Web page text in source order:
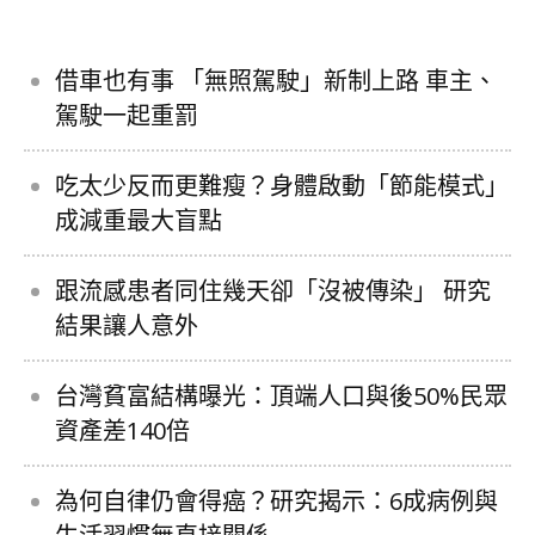
借車也有事 「無照駕駛」新制上路 車主、
駕駛一起重罰
吃太少反而更難瘦？身體啟動「節能模式」
成減重最大盲點
跟流感患者同住幾天卻「沒被傳染」 研究
結果讓人意外
台灣貧富結構曝光：頂端人口與後50%民眾
資產差140倍
為何自律仍會得癌？研究揭示：6成病例與